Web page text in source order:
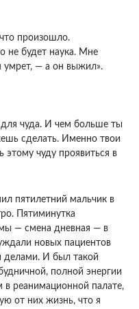
произошло.
не будет наука. Мне
умрет, — а он выжил».
чуда. И чем больше ты
сделать. Именно твои
чуду проявиться в
пятилетний мальчик в
Пятиминутка
— смена дневная — в
новых пациентов
И был такой
полной энергии
в реанимационной палате,
от них жизнь, что я